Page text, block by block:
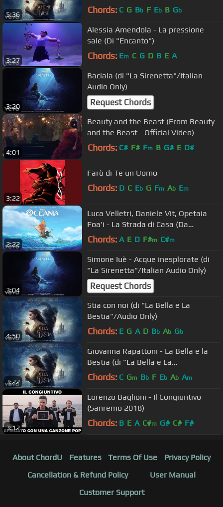
5:36 Chords: C G Bb F Eb B Gb
3:27
Alessia Amendola - La pressione
sale (Di "Encanto")
Chords: Em C G D B E A
3:20
Baciala (di "La Sirenetta"/Italian
Audio Only)
Request Chords
4:01
Beauty and the Beast (From Beauty
and the Beast - Official Video)
Chords: C# F# Fm B G# E D#
3:22
Farò di Te un Uomo
Chords: D C Eb G Fm Ab Em
2:22
Luca Velletri, Daniele Vit, Opetaia
Foa'i - La Strada di Casa (Da
"Oceania") (Audio)
Chords: A E D F#m C#m
3:04
Simone Iuè - Acque inesplorate (di
"La Sirenetta"/Italian Audio Only)
Request Chords
4:50
Stia con noi (di "La Bella e La
Bestia"/Audio Only)
Chords: E G A D Bb Ab Gb
3:22
Giovanna Rapattoni - La Bella e la
Bestia (di "La Bella e La
Bestia"/Audio Only)
Chords: C Gm Bb F Eb Ab Am
3:12
Lorenzo Baglioni - Il Congiuntivo
(Sanremo 2018)
Chords: B E A C#m G# C# F#
About ChordU Features Terms Of Use
Privacy Policy
Cancellation & Refund Policy
User Manual
Customer Support